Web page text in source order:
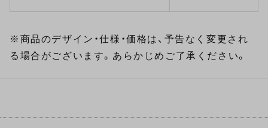
※商品のデザイン・仕様・価格は、予告なく変更され
る場合がございます。あらかじめご了承ください。